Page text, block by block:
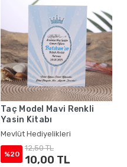
Taç Model Mavi Renkli
Yasin Kitabı
Mevlüt Hediyelikleri
%20
12,50 TL
10,00 TL